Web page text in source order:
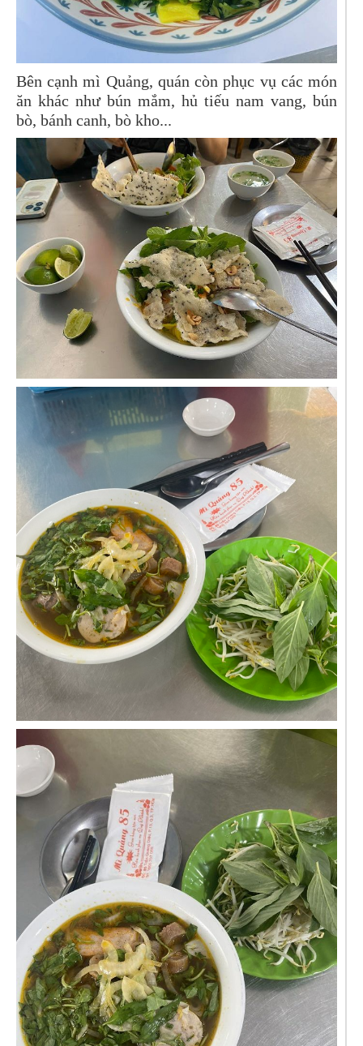
Bên cạnh mì Quảng, quán còn phục vụ các món
ăn khác như bún mắm, hủ tiếu nam vang, bún
bò, bánh canh, bò kho...